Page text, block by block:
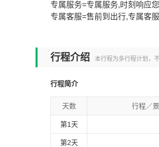
专属服务=专属服务,时刻响应
专属客服=售前到出行,专属客
行程介绍 本行程为多行程计划，
行程简介
天数 行程／
第1天
第2天